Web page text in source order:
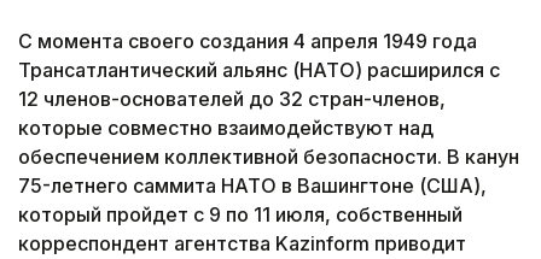
С момента своего создания 4 апреля 1949 года
Трансатлантический альянс (НАТО) расширился с
12 членов-основателей до 32 стран-членов,
которые совместно взаимодействуют над
обеспечением коллективной безопасности. В канун
75-летнего саммита НАТО в Вашингтоне (США),
который пройдет с 9 по 11 июля, собственный
корреспондент агентства Kazinform приводит